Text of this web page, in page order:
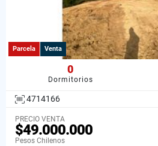
Parcela Venta
0
Dormitorios
4714166
PRECIO VENTA
$49.000.000
Pesos Chilenos